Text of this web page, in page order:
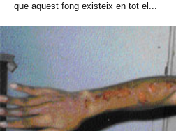
que aquest fong existeix en tot el...